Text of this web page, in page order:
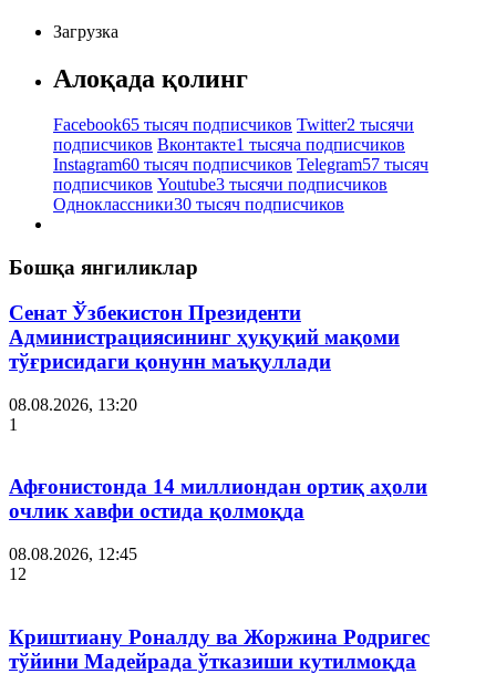
Загрузка
Алоқада қолинг
Facebook65 тысяч подписчиков Twitter2 тысячи
подписчиков Вконтакте1 тысяча подписчиков
Instagram60 тысяч подписчиков Telegram57 тысяч
подписчиков Youtube3 тысячи подписчиков
Одноклассники30 тысяч подписчиков
Бошқа янгиликлар
Сенат Ўзбекистон Президенти
Администрациясининг ҳуқуқий мақоми
тўғрисидаги қонунн маъқуллади
08.08.2026, 13:20
1
Афғонистонда 14 миллиондан ортиқ аҳоли
очлик хавфи остида қолмоқда
08.08.2026, 12:45
12
Криштиану Роналду ва Жоржина Родригес
тўйини Мадейрада ўтказиши кутилмоқда